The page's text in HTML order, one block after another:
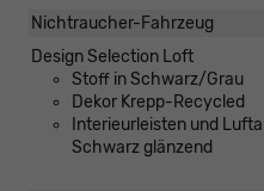
Nichtraucher-Fahrzeug
Design Selection Loft
Stoff in Schwarz/Grau
Dekor Krepp-Recycled
Interieurleisten und
Schwarz glänzend